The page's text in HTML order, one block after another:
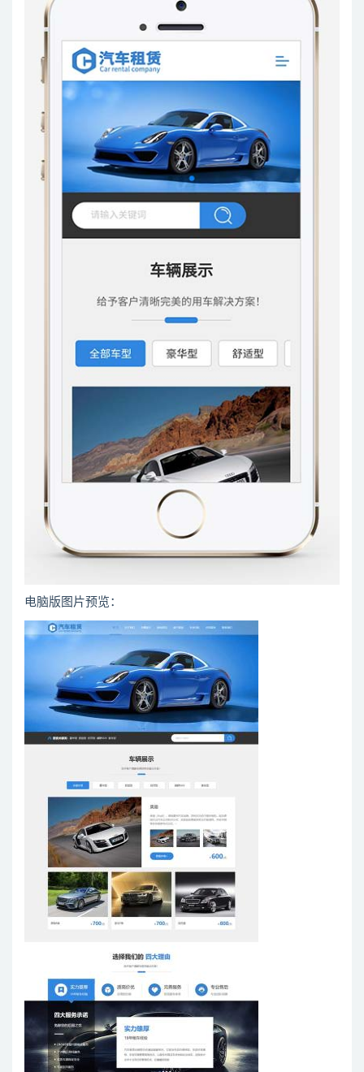
电脑版图片预览：